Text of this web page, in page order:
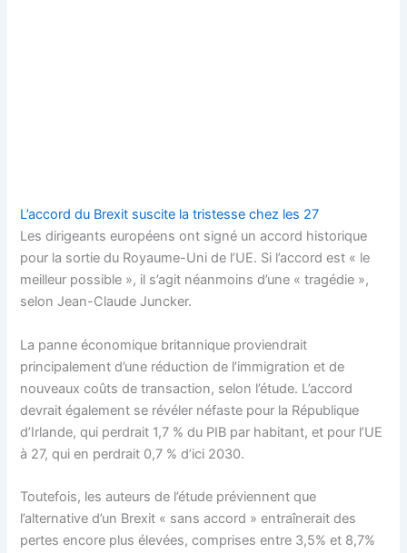
L’accord du Brexit suscite la tristesse chez les 27
Les dirigeants européens ont signé un accord historique
pour la sortie du Royaume-Uni de l’UE. Si l’accord est « le
meilleur possible », il s’agit néanmoins d’une « tragédie »,
selon Jean-Claude Juncker.
La panne économique britannique proviendrait
principalement d’une réduction de l’immigration et de
nouveaux coûts de transaction, selon l’étude. L’accord
devrait également se révéler néfaste pour la République
d’Irlande, qui perdrait 1,7 % du PIB par habitant, et pour l’UE
à 27, qui en perdrait 0,7 % d’ici 2030.
Toutefois, les auteurs de l’étude préviennent que
l’alternative d’un Brexit « sans accord » entraînerait des
pertes encore plus élevées, comprises entre 3,5% et 8,7%